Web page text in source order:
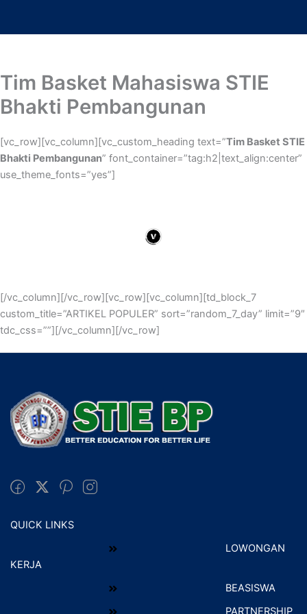
Tim Basket Mahasiswa STIE
Bhakti Pembangunan
[vc_row][vc_column][vc_custom_heading text=”Tim Basket STIE
Bhakti Pembangunan” font_container=”tag:h2|text_align:center”
use_theme_fonts=”yes”]
[/vc_column][/vc_row][vc_row][vc_column][td_block_7
custom_title=”ARTIKEL POPULER” sort=”random_7_day” limit=”9″
tdc_css=””][/vc_column][/vc_row]
QUICK LINKS
LOWONGAN
KERJA
BEASISWA
PARTNERSHIP